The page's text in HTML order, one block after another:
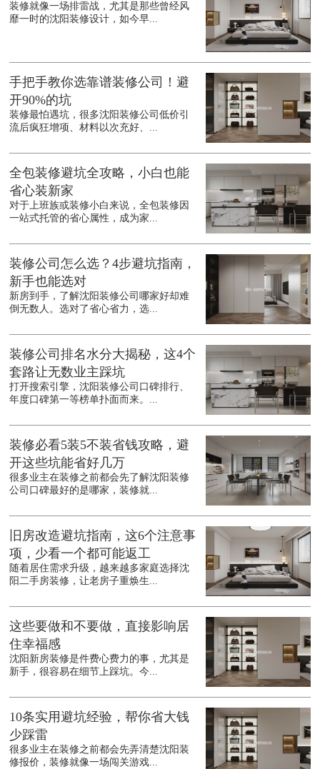
装修就像一场排雷战，尤其是那些曾经风
靡一时的沈阳装修设计，如今早...
手把手教你选靠谱装修公司！避
开90%的坑
装修最怕遇坑，很多沈阳装修公司低价引
流后疯狂增项、材料以次充好、...
全包装修避坑全攻略，小白也能
省心装新家
对于上班族或装修小白来说，全包装修因
一站式托管的省心属性，成为家...
装修公司怎么选？4步避坑指南，
新手也能选对
新房到手，了解沈阳装修公司哪家好却难
倒无数人。选对了省心省力，选...
装修公司排名水分大揭秘，这4个
套路让无数业主踩坑
打开搜索引擎，沈阳装修公司口碑排行、
年度口碑第一等榜单扑面而来。...
装修必看5装5不装省钱攻略，避
开这些坑能省好几万
很多业主在装修之前都会先了解沈阳装修
公司口碑最好的是哪家，装修就...
旧房改造避坑指南，这6个注意事
项，少看一个都可能返工
随着居住需求升级，越来越多家庭选择沈
阳二手房装修，让老房子重焕生...
这些要做和不要做，直接影响居
住幸福感
沈阳新房装修是件费心费力的事，尤其是
新手，很容易在细节上踩坑。今...
10条实用避坑经验，帮你省大钱
少踩雷
很多业主在装修之前都会先弄清楚沈阳装
修报价，装修就像一场闯关游戏...